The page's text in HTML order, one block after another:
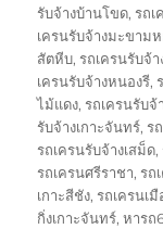
รับจ้างบ้านโขด,รถ
เครนรับจ้างมะขาม
สัตหีบ,รถเครนรับจ้
เครนรับจ้างหนองรี,
ไม้แดง,รถเครนรับจ้
รับจ้างเกาะจันทร์,ร
รถเครนรับจ้างเสม็ด,
รถเครนศรีราชา,รถ
เกาะสีชัง,รถเครนเ
กิ่งเกาะจันทร์,หารถ